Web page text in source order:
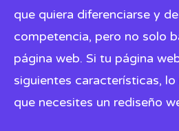
que quiera diferenciarse y
competencia, pero no solo
página web. Si tu página
siguientes características,
que necesites un rediseño